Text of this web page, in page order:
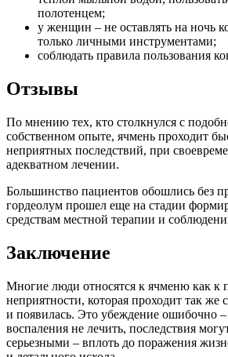
полотенцем;
у женщин – не оставлять на ночь
только личными инструментами;
соблюдать правила пользования
Отзывы
По мнению тех, кто столкнулся с
собственном опыте, ячмень проходит
неприятных последствий, при
адекватном лечении.
Большинство пациентов обошлись без
гордеолум прошел еще на стадии
средствам местной терапии и
Заключение
Многие люди относятся к ячменю как к
неприятности, которая проходит так же
и появилась. Это убеждение ошибочно –
воспаления не лечить, последствия
серьезными – вплоть до поражения